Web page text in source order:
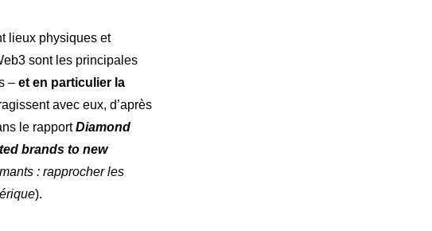
lieux physiques et
sont les principales
– et en particulier la
avec eux, d’après
le rapportDiamond
brands to new
: rapprocher les
).